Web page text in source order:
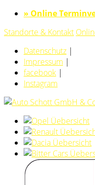
» Online
Standorte & Kontakt
Datenschutz |
Impressum |
facebook |
Instagram